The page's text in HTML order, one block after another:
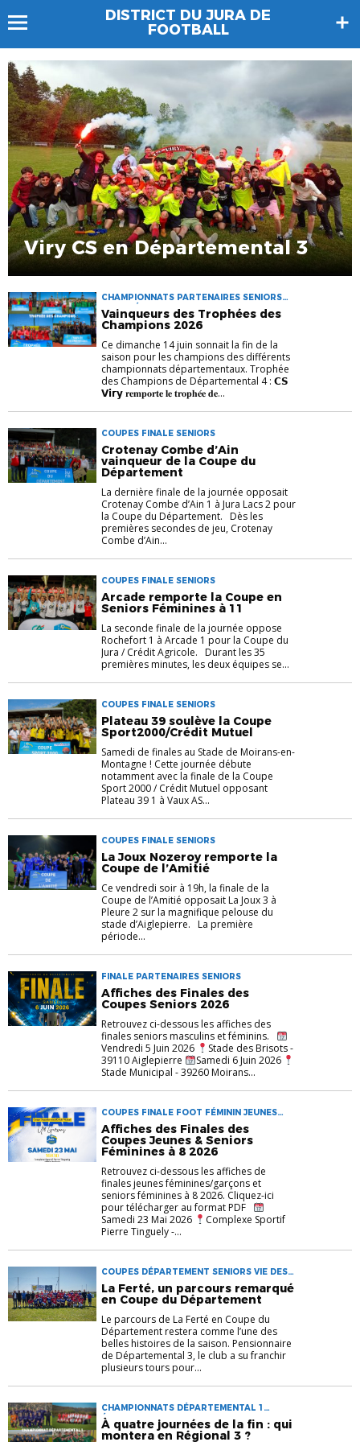
DISTRICT DU JURA DE
FOOTBALL
Viry CS en Départemental 3
CHAMPIONNATS PARTENAIRES SENIORS
TROPHÉE DES CHAMPIONS
Vainqueurs des Trophées des
Champions 2026
Ce dimanche 14 juin sonnait la fin de la
saison pour les champions des différents
championnats départementaux. Trophée
des Champions de Départemental 4 : 𝗖𝗦
𝗩𝗶𝗿𝘆 𝐫𝐞𝐦𝐩𝐨𝐫𝐭𝐞 𝐥𝐞 𝐭𝐫𝐨𝐩𝐡𝐞́𝐞 𝐝𝐞...
COUPES FINALE SENIORS
Crotenay Combe d’Ain
vainqueur de la Coupe du
Département
La dernière finale de la journée opposait
Crotenay Combe d’Ain 1 à Jura Lacs 2 pour
la Coupe du Département. Dès les
premières secondes de jeu, Crotenay
Combe d’Ain...
COUPES FINALE SENIORS
Arcade remporte la Coupe en
Seniors Féminines à 11
La seconde finale de la journée oppose
Rochefort 1 à Arcade 1 pour la Coupe du
Jura / Crédit Agricole. Durant les 35
premières minutes, les deux équipes se...
COUPES FINALE SENIORS
Plateau 39 soulève la Coupe
Sport2000/Crédit Mutuel
Samedi de finales au Stade de Moirans-en-
Montagne ! Cette journée débute
notamment avec la finale de la Coupe
Sport 2000 / Crédit Mutuel opposant
Plateau 39 1 à Vaux AS...
COUPES FINALE SENIORS
La Joux Nozeroy remporte la
Coupe de l’Amitié
Ce vendredi soir à 19h, la finale de la
Coupe de l’Amitié opposait La Joux 3 à
Pleure 2 sur la magnifique pelouse du
stade d’Aiglepierre. La première
période...
FINALE PARTENAIRES SENIORS
Affiches des Finales des
Coupes Seniors 2026
Retrouvez ci-dessous les affiches des
finales seniors masculins et féminins.
Vendredi 5 Juin 2026
Stade des Brisots -
39110 Aiglepierre
Samedi 6 Juin 2026
Stade Municipal - 39260 Moirans...
COUPES FINALE FOOT FÉMININ JEUNES
PARTENAIRES SENIORS U13 U15 U16F U18
Affiches des Finales des
Coupes Jeunes & Seniors
Féminines à 8 2026
Retrouvez ci-dessous les affiches de
finales jeunes féminines/garçons et
seniors féminines à 8 2026. Cliquez-ici
pour télécharger au format PDF
Samedi 23 Mai 2026
Complexe Sportif
Pierre Tinguely -...
COUPES DÉPARTEMENT SENIORS VIE DES
CLUBS
La Ferté, un parcours remarqué
en Coupe du Département
Le parcours de La Ferté en Coupe du
Département restera comme l’une des
belles histoires de la saison. Pensionnaire
de Départemental 3, le club a su franchir
plusieurs tours pour...
CHAMPIONNATS DÉPARTEMENTAL 1
ÉDUCATEUR ENTRAINEUR SENIORS
À quatre journées de la fin : qui
montera en Régional 3 ?